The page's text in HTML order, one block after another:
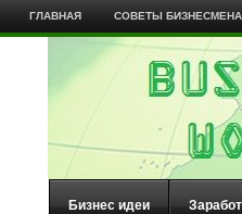
ГЛАВНАЯ СОВЕТЫ
Бизнес идеи